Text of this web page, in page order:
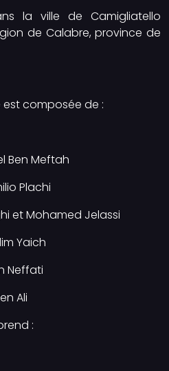
la ville de Camigliatello
de Calabre, province de
composée de :
Ben Meftah
Plachi
et Mohamed Jelassi
Yaich
Neffati
Ali
: